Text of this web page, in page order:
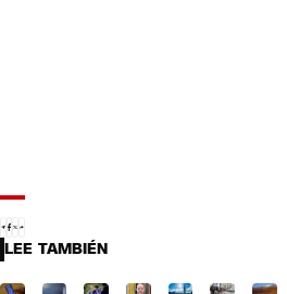
LEE TAMBIÉN